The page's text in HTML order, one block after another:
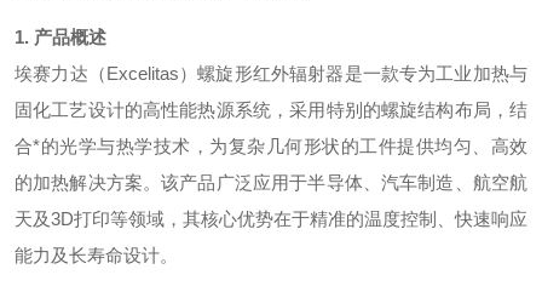
1. 产品概述
埃赛力达（Excelitas）螺旋形红外辐射器是一款专为工业加热与
固化工艺设计的高性能热源系统，采用特别的螺旋结构布局，结
合*的光学与热学技术，为复杂几何形状的工件提供均匀、高效
的加热解决方案。该产品广泛应用于半导体、汽车制造、航空航
天及3D打印等领域，其核心优势在于精准的温度控制、快速响应
能力及长寿命设计。